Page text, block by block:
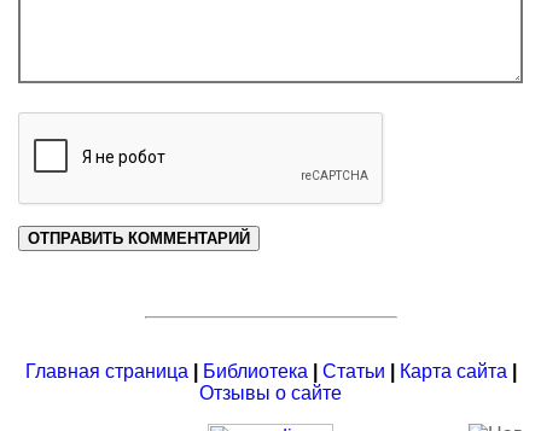
Главная страница Библиотека Статьи Карта сайта
Отзывы о сайте